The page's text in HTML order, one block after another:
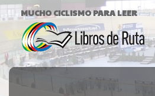
MUCHO CICLISMO PARA LEER